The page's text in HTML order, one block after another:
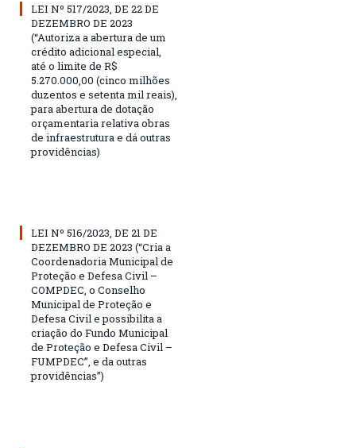
LEI Nº 517/2023, DE 22 DE
DEZEMBRO DE 2023
(“Autoriza a abertura de um
crédito adicional especial,
até o limite de R$
5.270.000,00 (cinco milhões
duzentos e setenta mil reais),
para abertura de dotação
orçamentaria relativa obras
de infraestrutura e dá outras
providências)
LEI Nº 516/2023, DE 21 DE
DEZEMBRO DE 2023 (“Cria a
Coordenadoria Municipal de
Proteção e Defesa Civil –
COMPDEC, o Conselho
Municipal de Proteção e
Defesa Civil e possibilita a
criação do Fundo Municipal
de Proteção e Defesa Civil –
FUMPDEC”, e da outras
providências”)